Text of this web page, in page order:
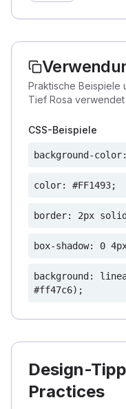
Praktische Beispiele
Tief Rosa verwendet
CSS-Beispiele
background-
color: #FF1493;
border: 2px solid
box-shadow: 0
background:
#ff47c6);
Design-
Practices